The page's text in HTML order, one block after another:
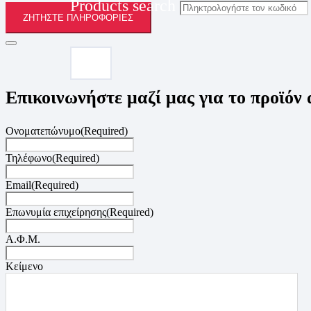
Products search
ΖΗΤΉΣΤΕ ΠΛΗΡΟΦΟΡΊΕΣ
Επικοινωνήστε μαζί μας για το προϊόν
Ονοματεπώνυμο(Required)
Τηλέφωνο(Required)
Email(Required)
Επωνυμία επιχείρησης(Required)
Α.Φ.Μ.
Κείμενο